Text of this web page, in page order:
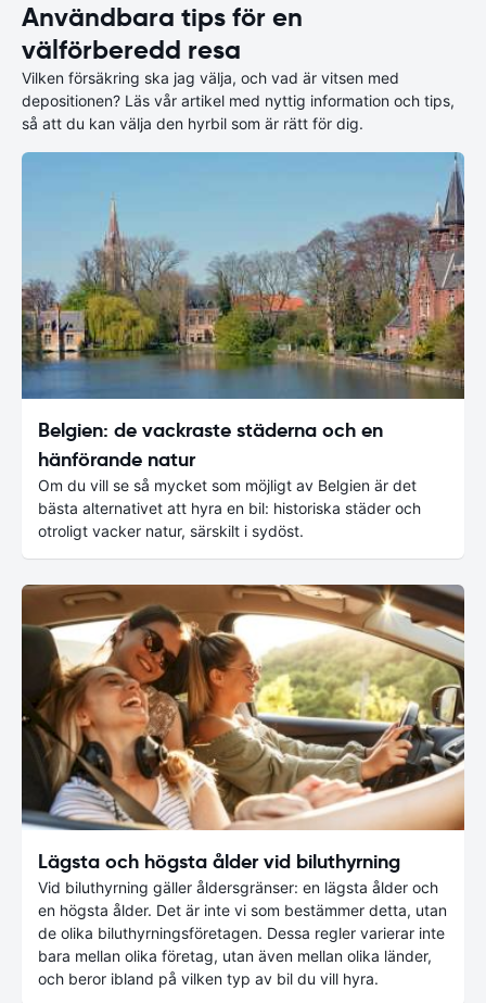
Användbara tips för en
välförberedd resa
Vilken försäkring ska jag välja, och vad är vitsen med
depositionen? Läs vår artikel med nyttig information och tips,
så att du kan välja den hyrbil som är rätt för dig.
Belgien: de vackraste städerna och en
hänförande natur
Om du vill se så mycket som möjligt av Belgien är det
bästa alternativet att hyra en bil: historiska städer och
otroligt vacker natur, särskilt i sydöst.
Lägsta och högsta ålder vid biluthyrning
Vid biluthyrning gäller åldersgränser: en lägsta ålder och
en högsta ålder. Det är inte vi som bestämmer detta, utan
de olika biluthyrningsföretagen. Dessa regler varierar inte
bara mellan olika företag, utan även mellan olika länder,
och beror ibland på vilken typ av bil du vill hyra.